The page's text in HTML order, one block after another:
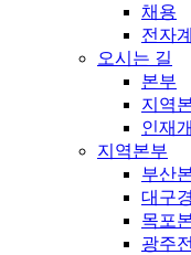
채용
전자
오시는 길
본부
지역
인재
지역본부
부산
대구
목포
광주